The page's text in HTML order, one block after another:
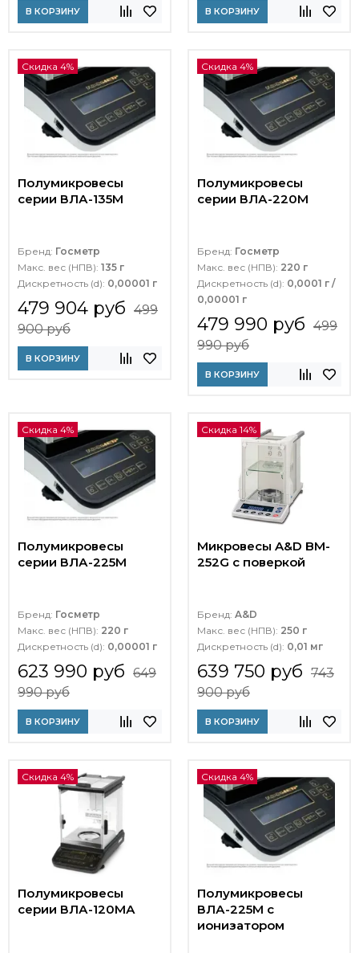
В КОРЗИНУ В КОРЗИНУ
Скидка 4%
Полумикровесы
серии ВЛА-135М
Бренд: Госметр
Макс. вес (НПВ): 135 г
Дискретность (d): 0,00001 г
479 904 руб 499
900 руб
В КОРЗИНУ
Скидка 4%
Полумикровесы
серии ВЛА-220М
Бренд: Госметр
Макс. вес (НПВ): 220 г
Дискретность (d): 0,0001 г /
0,00001 г
479 990 руб 499
990 руб
В КОРЗИНУ
Скидка 4%
Полумикровесы
серии ВЛА-225М
Бренд: Госметр
Макс. вес (НПВ): 220 г
Дискретность (d): 0,00001 г
623 990 руб 649
990 руб
В КОРЗИНУ
Скидка 14%
Микровесы A&D BM-
252G с поверкой
Бренд: A&D
Макс. вес (НПВ): 250 г
Дискретность (d): 0,01 мг
639 750 руб 743
900 руб
В КОРЗИНУ
Скидка 4%
Полумикровесы
серии ВЛА-120МА
Скидка 4%
Полумикровесы
ВЛА-225М с
ионизатором